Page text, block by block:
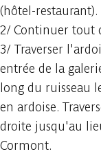
(hôtel-restaurant).
2/ Continuer tout
3/ Traverser
entrée de la
long du ruisseau
en ardoise.
droite jusqu'au
Cormont.